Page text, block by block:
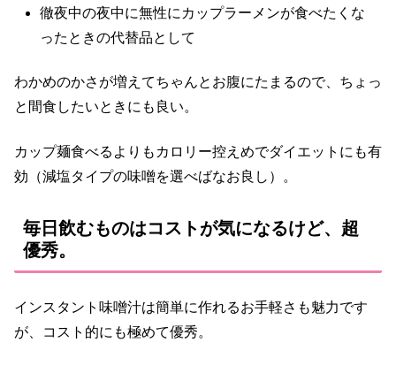
徹夜中の夜中に無性にカップラーメンが食べたくな
ったときの代替品として
わかめのかさが増えてちゃんとお腹にたまるので、ちょっ
と間食したいときにも良い。
カップ麺食べるよりもカロリー控えめでダイエットにも有
効（減塩タイプの味噌を選べばなお良し）。
毎日飲むものはコストが気になるけど、超
優秀。
インスタント味噌汁は簡単に作れるお手軽さも魅力です
が、コスト的にも極めて優秀。